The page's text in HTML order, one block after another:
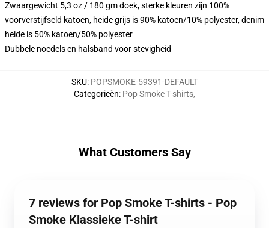
Zwaargewicht 5,3 oz / 180 gm doek, sterke kleuren zijn 100%
voorverstijfseld katoen, heide grijs is 90% katoen/10% polyester, denim
heide is 50% katoen/50% polyester
Dubbele noedels en halsband voor stevigheid
SKU: POPSMOKE-59391-DEFAULT
Categorieën: Pop Smoke T-shirts,
What Customers Say
7 reviews for Pop Smoke T-shirts - Pop
Smoke Klassieke T-shirt